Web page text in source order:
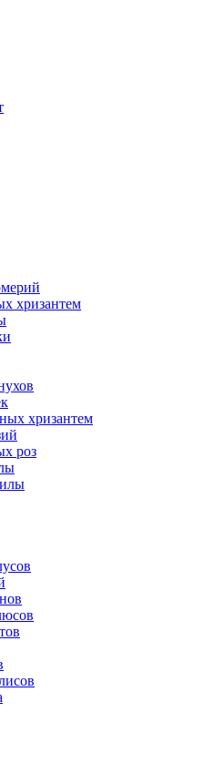
хризантем
хризантем
роз